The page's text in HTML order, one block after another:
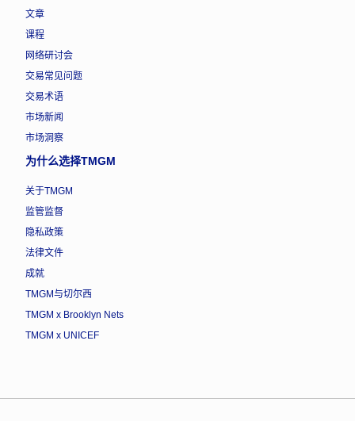
文章
课程
网络研讨会
交易常见问题
交易术语
市场新闻
市场洞察
为什么选择TMGM
关于TMGM
监管监督
隐私政策
法律文件
成就
TMGM与切尔西
TMGM x Brooklyn Nets
TMGM x UNICEF